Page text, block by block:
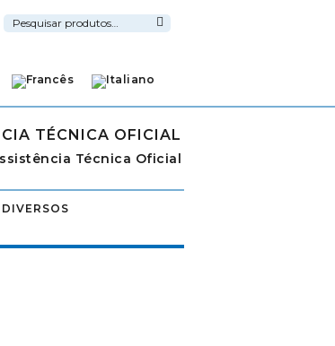
Pesquisar
por:
TÉCNICA OFICIAL
DIVERSOS